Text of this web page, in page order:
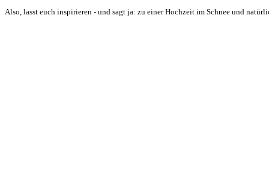
Also, lasst euch inspirieren - und sagt ja: zu einer Hochzeit im Schnee und